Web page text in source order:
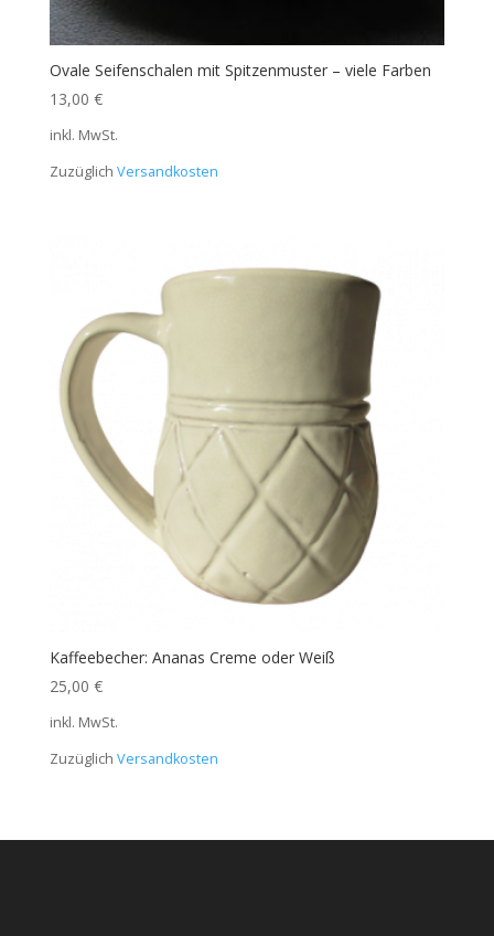
Ovale Seifenschalen mit Spitzenmuster – viele Farben
13,00 €
inkl. MwSt.
Zuzüglich Versandkosten
Kaffeebecher: Ananas Creme oder Weiß
25,00 €
inkl. MwSt.
Zuzüglich Versandkosten